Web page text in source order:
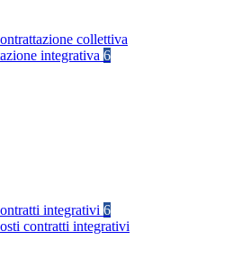
collettiva
integrativa 6
integrativi 6
contratti integrativi